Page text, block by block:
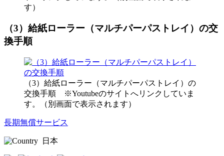
す）
（3）給紙ローラー（マルチパーパストレイ）の交
換手順
（3）給紙ローラー（マルチパーパストレイ）の
交換手順 ※Youtubeのサイトへリンクしていま
す。（別画面で表示されます）
長期無償サービス
日本